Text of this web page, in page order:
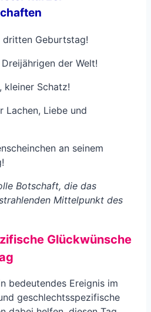
dritten Geburtstag!
der Welt!
kleiner Schatz!
Lachen, Liebe und
an seinem
Botschaft, die das
Mittelpunkt des
Glückwünsche
bedeutendes Ereignis im
geschlechtsspezifische